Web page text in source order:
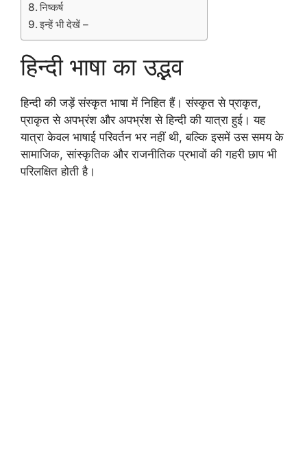
निष्कर्ष
इन्हें भी देखें –
हिन्दी भाषा का उद्भव
हिन्दी की जड़ें संस्कृत भाषा में निहित हैं। संस्कृत से प्राकृत,
प्राकृत से अपभ्रंश और अपभ्रंश से हिन्दी की यात्रा हुई। यह
यात्रा केवल भाषाई परिवर्तन भर नहीं थी, बल्कि इसमें उस समय के
सामाजिक, सांस्कृतिक और राजनीतिक प्रभावों की गहरी छाप भी
परिलक्षित होती है।